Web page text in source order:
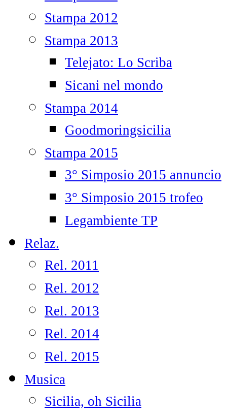
Stampa 2012
Stampa 2013
Telejato: Lo Scriba
Sicani nel mondo
Stampa 2014
Goodmoringsicilia
Stampa 2015
3° Simposio 2015 annuncio
3° Simposio 2015 trofeo
Legambiente TP
Relaz.
Rel. 2011
Rel. 2012
Rel. 2013
Rel. 2014
Rel. 2015
Musica
Sicilia, oh Sicilia